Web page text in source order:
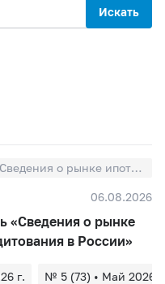
Искать
Информационный бюллетень «Сведения о рынке ипотечного жилищного кредитования в России»
06.08.2026
«Сведения о рынке
в России»
г.
№ 5 (73) • Май 2026